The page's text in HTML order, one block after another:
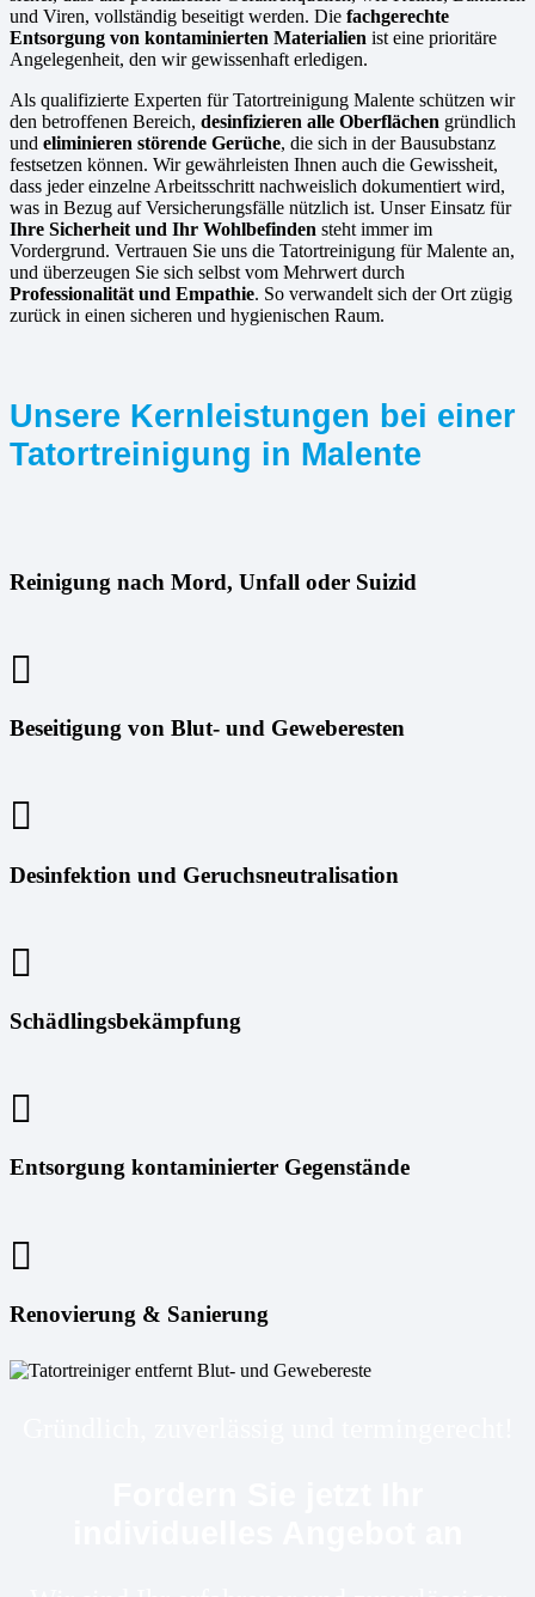
und Viren, vollständig beseitigt werden. Die fachgerechte
Entsorgung von kontaminierten Materialien ist eine prioritäre
Angelegenheit, den wir gewissenhaft erledigen.
Als qualifizierte Experten für Tatortreinigung Malente schützen wir
den betroffenen Bereich, desinfizieren alle Oberflächen gründlich
und eliminieren störende Gerüche, die sich in der Bausubstanz
festsetzen können. Wir gewährleisten Ihnen auch die Gewissheit,
dass jeder einzelne Arbeitsschritt nachweislich dokumentiert wird,
was in Bezug auf Versicherungsfälle nützlich ist. Unser Einsatz für
Ihre Sicherheit und Ihr Wohlbefinden steht immer im
Vordergrund. Vertrauen Sie uns die Tatortreinigung für Malente an,
und überzeugen Sie sich selbst vom Mehrwert durch
Professionalität und Empathie. So verwandelt sich der Ort zügig
zurück in einen sicheren und hygienischen Raum.
Unsere Kernleistungen bei einer
Tatortreinigung in Malente
Reinigung nach Mord, Unfall oder Suizid
Beseitigung von Blut- und Geweberesten
Desinfektion und Geruchsneutralisation
Schädlingsbekämpfung
Entsorgung kontaminierter Gegenstände
Renovierung & Sanierung